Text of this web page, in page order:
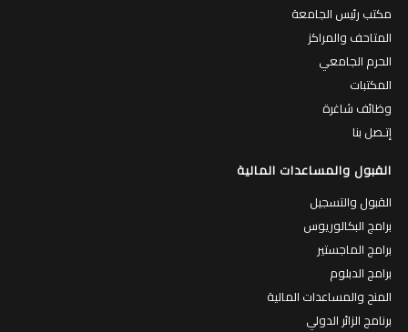
مكتب رئيس الجامعة
المتاحف والمراكز
الحرم الجامعي
المكتبات
وظائف شاغرة
إتـصل بنا
القبول والمساعدات المالية
القبول والتسجيل
برامج البكالوريوس
برامج الماجستير
برامج الدبلوم
المنح والمساعدات المالية
برنامج الزائر الدولي